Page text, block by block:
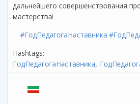
дальнейшего совершенствования
мастерства!
#ГодПедагогаНаставника
Hashtags:
ГодПедагогаНаставника